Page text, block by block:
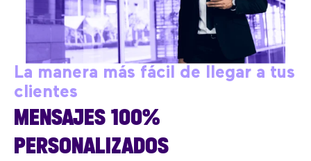
La manera más fácil de llegar a tus
clientes
MENSAJES 100%
PERSONALIZADOS